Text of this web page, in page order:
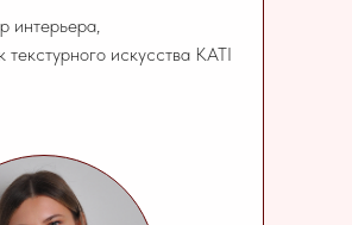
интерьера,
текстурного искусства KATI